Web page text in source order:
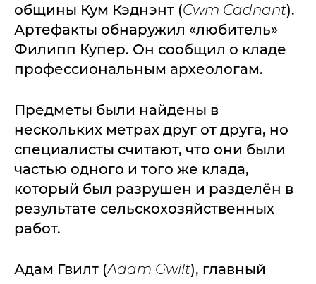
общины Кум Кэднэнт (Cwm Cadnant).
Артефакты обнаружил «любитель»
Филипп Купер. Он сообщил о кладе
профессиональным археологам.
Предметы были найдены в
нескольких метрах друг от друга, но
специалисты считают, что они были
частью одного и того же клада,
который был разрушен и разделён в
результате сельскохозяйственных
работ.
Адам Гвилт (Adam Gwilt), главный